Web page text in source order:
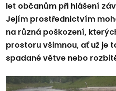
let občanům při hlášení
Jejím prostřednictvím
na různá poškození,
prostoru všimnou, ať už je
spadané větve nebo